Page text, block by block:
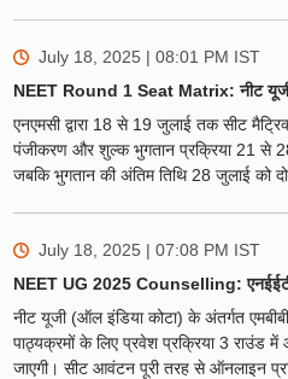
July 18, 2025 | 08:01 PM IST
NEET Round 1 Seat Matrix: नीट यूजी
एनएमसी द्वारा 18 से 19 जुलाई तक सीट
पंजीकरण और शुल्क भुगतान प्रक्रिया 21 से
जबकि भुगतान की अंतिम तिथि 28 जुलाई को
July 18, 2025 | 07:08 PM IST
NEET UG 2025 Counselling:
नीट यूजी (ऑल इंडिया कोटा) के अंतर्गत
पाठ्यक्रमों के लिए प्रवेश प्रक्रिया 3 राउंड
जाएगी। सीट आवंटन पूरी तरह से ऑनलाइन